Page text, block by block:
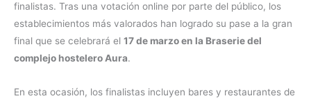
finalistas. Tras una votación online por parte del público, los
establecimientos más valorados han logrado su pase a la gran
final que se celebrará el 17 de marzo en la Braserie del
complejo hostelero Aura.
En esta ocasión, los finalistas incluyen bares y restaurantes de